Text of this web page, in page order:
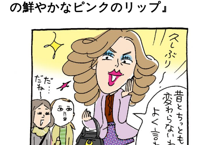
の鮮やかなピンクのリップ』